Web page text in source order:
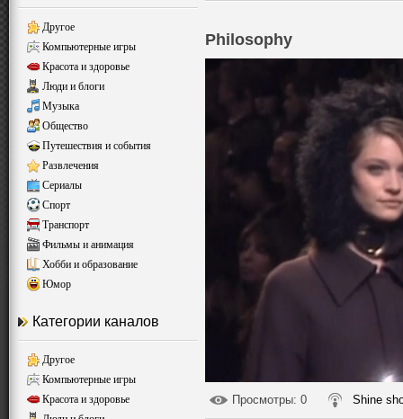
Другое
Компьютерные игры
Красота и здоровье
Люди и блоги
Музыка
Общество
Путешествия и события
Развлечения
Сериалы
Спорт
Транспорт
Фильмы и анимация
Хобби и образование
Юмор
Категории каналов
Другое
Компьютерные игры
Красота и здоровье
Philosophy
Просмотры: 0 Shine